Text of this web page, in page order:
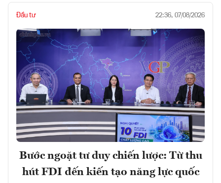
Đầu tư 22:36, 07/08/2026
Bước ngoặt tư duy chiến lược: Từ thu
hút FDI đến kiến tạo năng lực quốc